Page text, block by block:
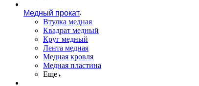
Медный прокат
Втулка медная
Квадрат медный
Круг медный
Лента медная
Медная кровля
Медная пластина
Еще